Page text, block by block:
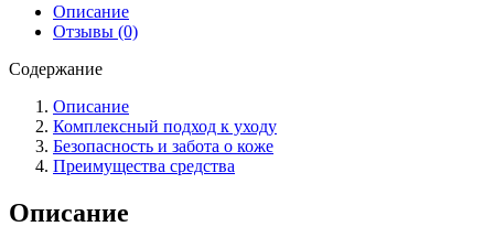
Описание
Отзывы (0)
Содержание
Описание
Комплексный подход к уходу
Безопасность и забота о коже
Преимущества средства
Описание